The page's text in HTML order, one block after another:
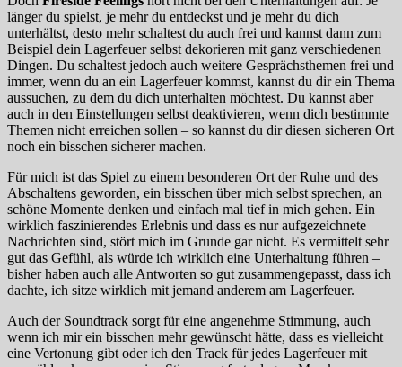
länger du spielst, je mehr du entdeckst und je mehr du dich
unterhältst, desto mehr schaltest du auch frei und kannst dann zum
Beispiel dein Lagerfeuer selbst dekorieren mit ganz verschiedenen
Dingen. Du schaltest jedoch auch weitere Gesprächsthemen frei und
immer, wenn du an ein Lagerfeuer kommst, kannst du dir ein Thema
aussuchen, zu dem du dich unterhalten möchtest. Du kannst aber
auch in den Einstellungen selbst deaktivieren, wenn dich bestimmte
Themen nicht erreichen sollen – so kannst du dir diesen sicheren Ort
noch ein bisschen sicherer machen.
Für mich ist das Spiel zu einem besonderen Ort der Ruhe und des
Abschaltens geworden, ein bisschen über mich selbst sprechen, an
schöne Momente denken und einfach mal tief in mich gehen. Ein
wirklich faszinierendes Erlebnis und dass es nur aufgezeichnete
Nachrichten sind, stört mich im Grunde gar nicht. Es vermittelt sehr
gut das Gefühl, als würde ich wirklich eine Unterhaltung führen –
bisher haben auch alle Antworten so gut zusammengepasst, dass ich
dachte, ich sitze wirklich mit jemand anderem am Lagerfeuer.
Auch der Soundtrack sorgt für eine angenehme Stimmung, auch
wenn ich mir ein bisschen mehr gewünscht hätte, dass es vielleicht
eine Vertonung gibt oder ich den Track für jedes Lagerfeuer mit